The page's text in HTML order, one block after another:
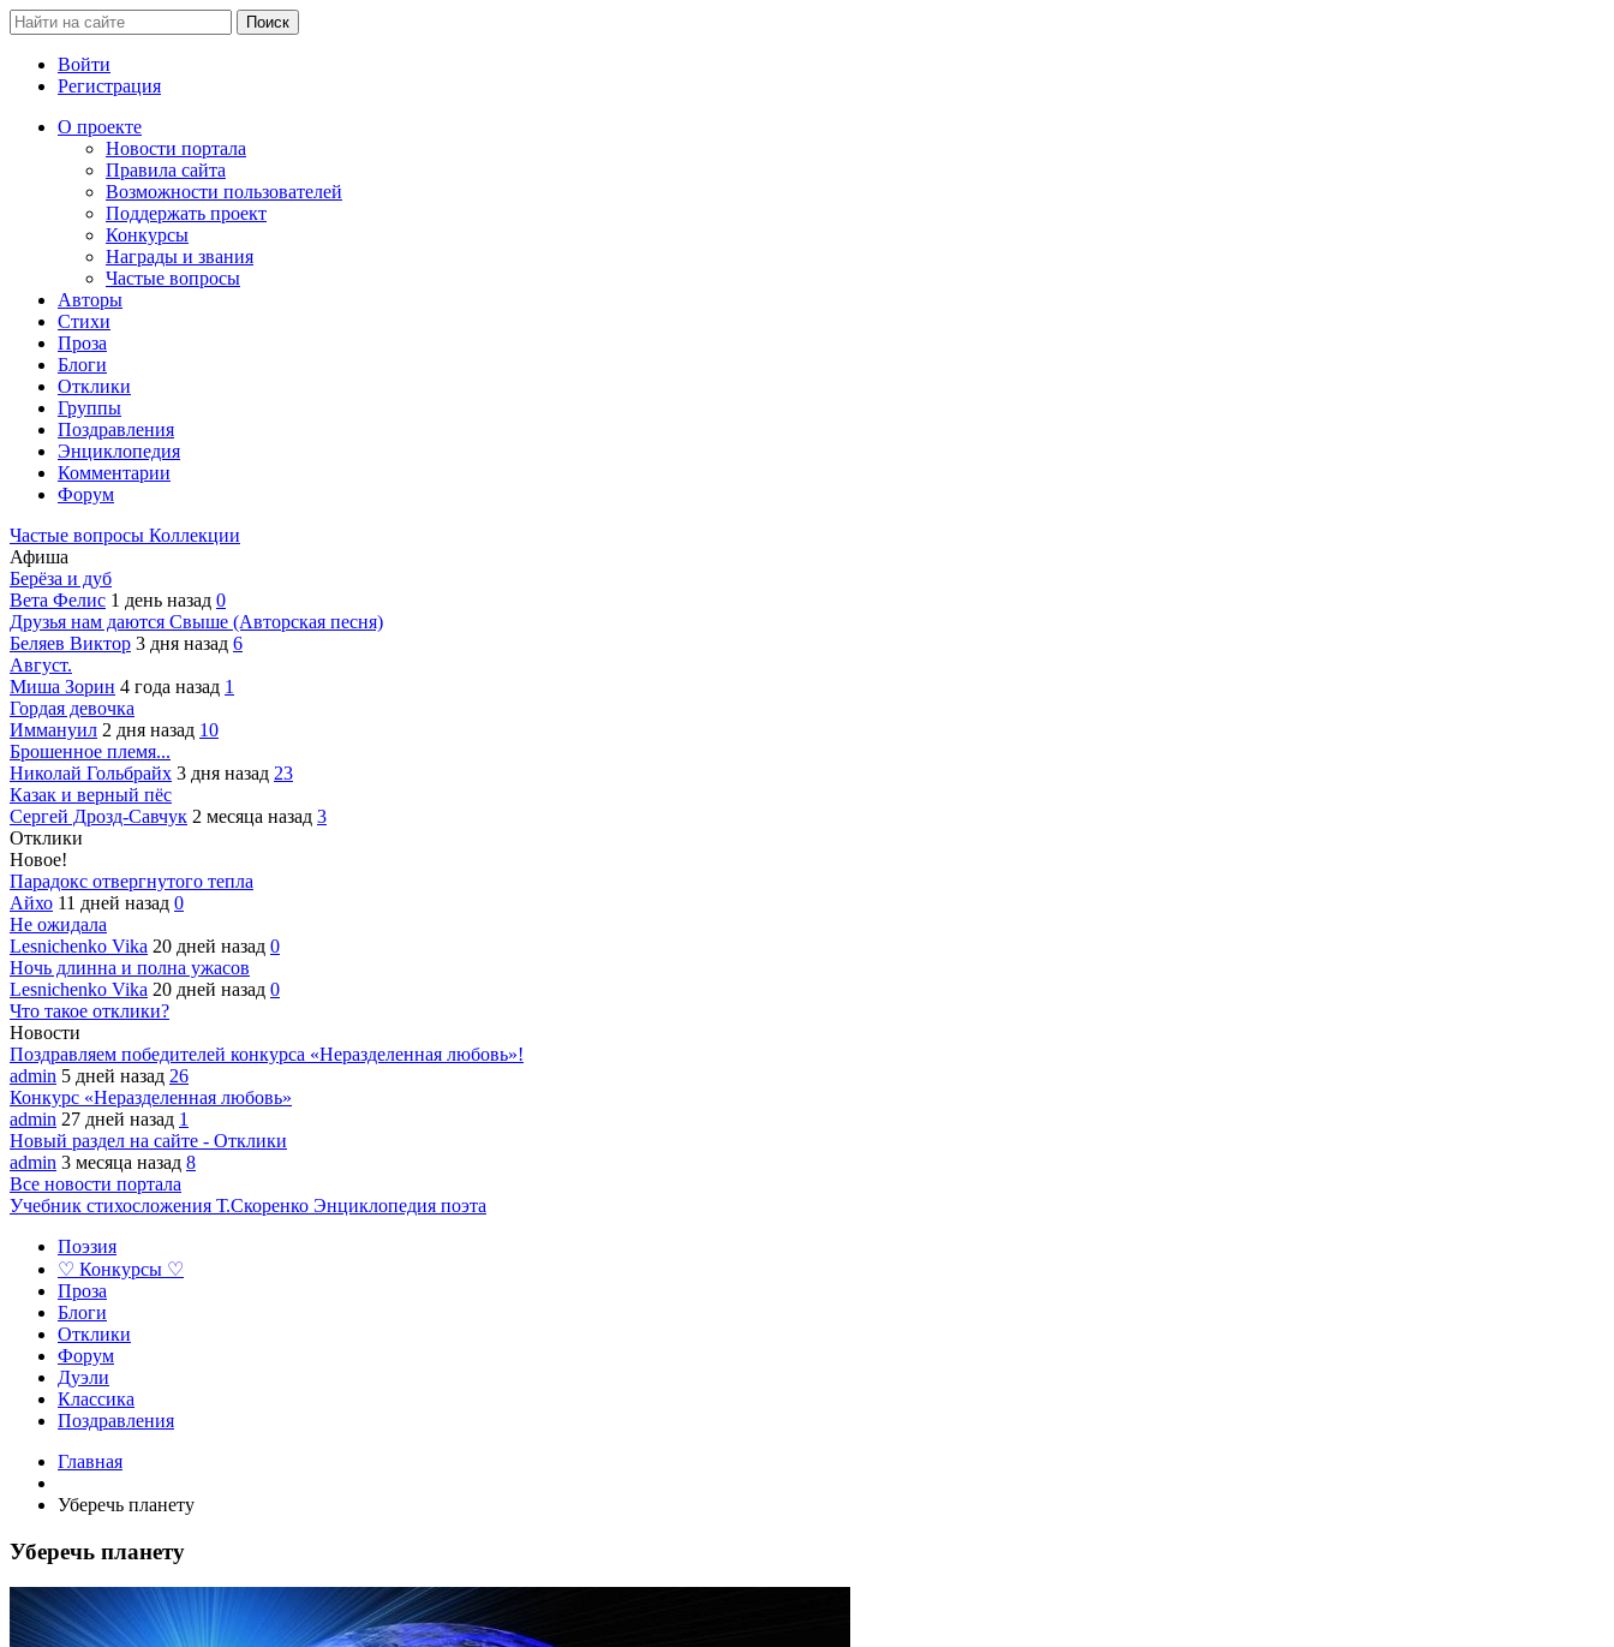
Войти
Регистрация
О проекте
Новости портала
Правила сайта
Возможности пользователей
Поддержать проект
Конкурсы
Награды и звания
Частые вопросы
Авторы
Стихи
Проза
Блоги
Отклики
Группы
Поздравления
Энциклопедия
Комментарии
Форум
Частые вопросы Коллекции
Афиша
Берёза и дуб
Вета Фелис 1 день назад 0
Друзья нам даются Свыше (Авторская песня)
Беляев Виктор 3 дня назад 6
Август.
Миша Зорин 4 года назад 1
Гордая девочка
Иммануил 2 дня назад 10
Брошенное племя...
Николай Гольбрайх 3 дня назад 23
Казак и верный пёс
Сергей Дрозд-Савчук 2 месяца назад 3
Отклики
Новое!
Парадокс отвергнутого тепла
Айхо 11 дней назад 0
Не ожидала
Lesnichenko Vika 20 дней назад 0
Ночь длинна и полна ужасов
Lesnichenko Vika 20 дней назад 0
Что такое отклики?
Новости
Поздравляем победителей конкурса «Неразделенная любовь»!
admin 5 дней назад 26
Конкурс «Неразделенная любовь»
admin 27 дней назад 1
Новый раздел на сайте - Отклики
admin 3 месяца назад 8
Все новости портала
Учебник стихосложения Т.Скоренко Энциклопедия поэта
Поэзия
♡ Конкурсы ♡
Проза
Блоги
Отклики
Форум
Дуэли
Классика
Поздравления
Главная
Уберечь планету
Уберечь планету